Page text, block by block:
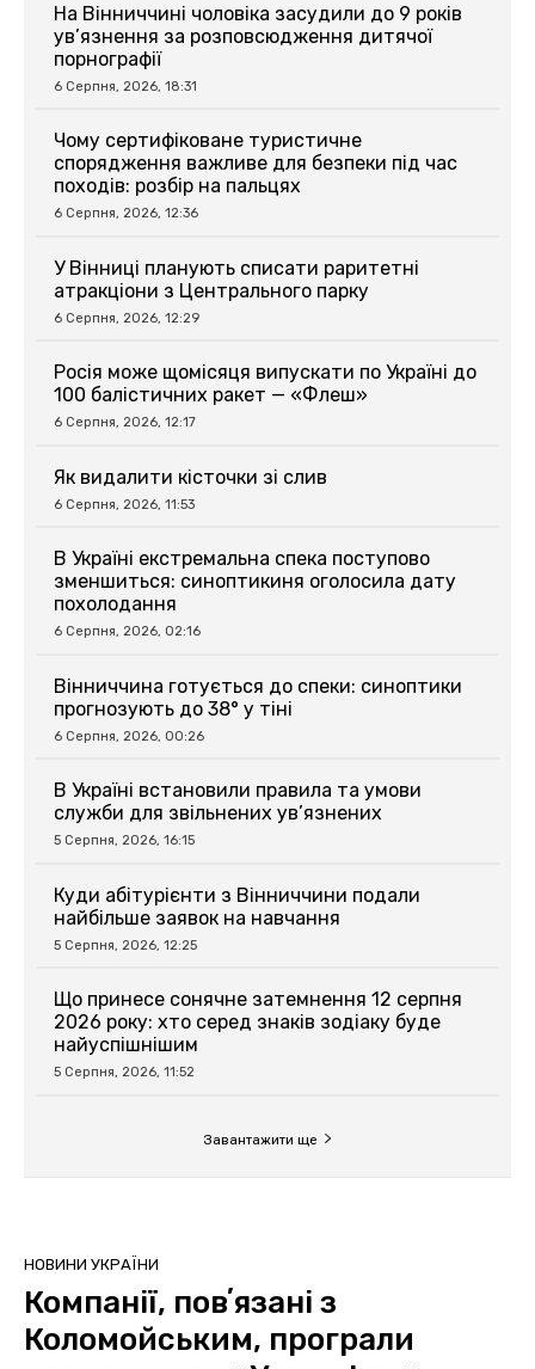
На Вінниччині чоловіка засудили до 9 років
ув’язнення за розповсюдження дитячої
порнографії
6 Серпня, 2026, 18:31
Чому сертифіковане туристичне
спорядження важливе для безпеки під час
походів: розбір на пальцях
6 Серпня, 2026, 12:36
У Вінниці планують списати раритетні
атракціони з Центрального парку
6 Серпня, 2026, 12:29
Росія може щомісяця випускати по Україні до
100 балістичних ракет — «Флеш»
6 Серпня, 2026, 12:17
Як видалити кісточки зі слив
6 Серпня, 2026, 11:53
В Україні екстремальна спека поступово
зменшиться: синоптикиня оголосила дату
похолодання
6 Серпня, 2026, 02:16
Вінниччина готується до спеки: синоптики
прогнозують до 38° у тіні
6 Серпня, 2026, 00:26
В Україні встановили правила та умови
служби для звільнених ув’язнених
5 Серпня, 2026, 16:15
Куди абітурієнти з Вінниччини подали
найбільше заявок на навчання
5 Серпня, 2026, 12:25
Що принесе сонячне затемнення 12 серпня
2026 року: хто серед знаків зодіаку буде
найуспішнішим
5 Серпня, 2026, 11:52
Завантажити ще